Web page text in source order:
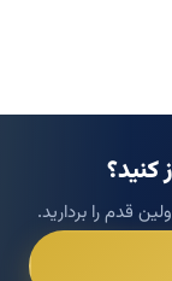
کنید؟
قدم را بردارید.